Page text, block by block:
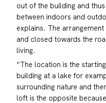
out of the building and
between indoors and
explains. The
and closed towards the
living.
“The location is the
building at a lake for
surrounding nature and
loft is the opposite